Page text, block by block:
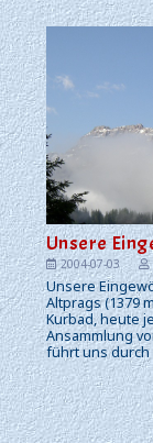
Unsere
2004-07-03
Unsere
Altprags (1379
Kurbad, heute
Ansammlung
führt uns